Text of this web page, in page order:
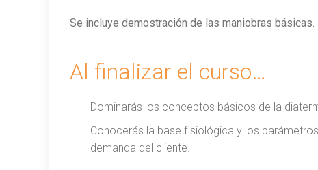
Se incluye demostración de las maniobras
Al finalizar el curso…
Dominarás los conceptos básicos de la
Conocerás la base fisiológica y los
demanda del cliente.